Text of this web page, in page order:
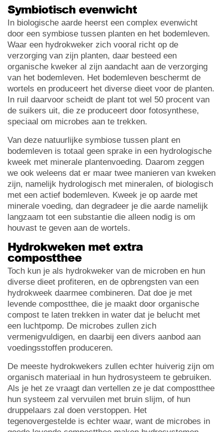
Symbiotisch evenwicht
In biologische aarde heerst een complex evenwicht
door een symbiose tussen planten en het bodemleven.
Waar een hydrokweker zich vooral richt op de
verzorging van zijn planten, daar besteed een
organische kweker al zijn aandacht aan de verzorging
van het bodemleven. Het bodemleven beschermt de
wortels en produceert het diverse dieet voor de planten.
In ruil daarvoor scheidt de plant tot wel 50 procent van
de suikers uit, die ze produceert door fotosynthese,
speciaal om microbes aan te trekken.
Van deze natuurlijke symbiose tussen plant en
bodemleven is totaal geen sprake in een hydrologische
kweek met minerale plantenvoeding. Daarom zeggen
we ook weleens dat er maar twee manieren van kweken
zijn, namelijk hydrologisch met mineralen, of biologisch
met een actief bodemleven. Kweek je op aarde met
minerale voeding, dan degradeer je die aarde namelijk
langzaam tot een substantie die alleen nodig is om
houvast te geven aan de wortels.
Hydrokweken met extra
compostthee
Toch kun je als hydrokweker van de microben en hun
diverse dieet profiteren, en de opbrengsten van een
hydrokweek daarmee combineren. Dat doe je met
levende compostthee, die je maakt door organische
compost te laten trekken in water dat je belucht met
een luchtpomp. De microbes zullen zich
vermenigvuldigen, en daarbij een divers aanbod aan
voedingsstoffen produceren.
De meeste hydrokwekers zullen echter huiverig zijn om
organisch materiaal in hun hydrosysteem te gebruiken.
Als je het ze vraagt dan vertellen ze je dat compostthee
hun systeem zal vervuilen met bruin slijm, of hun
druppelaars zal doen verstoppen. Het
tegenovergestelde is echter waar, want de microbes in